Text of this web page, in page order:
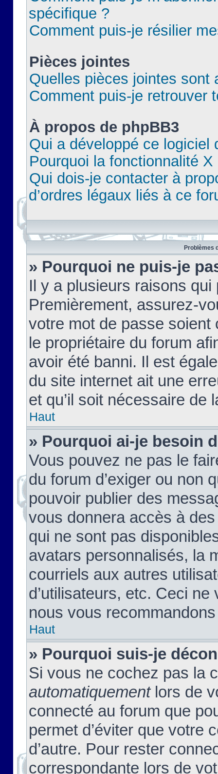
spécifique ?
Comment puis-je résilier
Pièces jointes
Quelles pièces jointes sont
Comment puis-je retrouver
À propos de phpBB3
Qui a développé ce logiciel
Pourquoi la fonctionnalité X
Qui dois-je contacter à
d’ordres légaux liés à ce
Problèmes
» Pourquoi ne puis-je
Il y a plusieurs raisons
Premièrement, assurez-
votre mot de passe soient
le propriétaire du forum
avoir été banni. Il est
du site internet ait une
et qu’il soit nécessaire de
Haut
» Pourquoi ai-je besoin
Vous pouvez ne pas le
du forum d’exiger ou non
pouvoir publier des
vous donnera accès à
qui ne sont pas
avatars personnalisés, la
courriels aux autres
d’utilisateurs, etc. Ceci
nous vous
Haut
» Pourquoi suis-je
Si vous ne cochez pas la
automatiquementlors de
connecté au forum que
permet d’éviter que votre
d’autre. Pour rester
correspondante lors de